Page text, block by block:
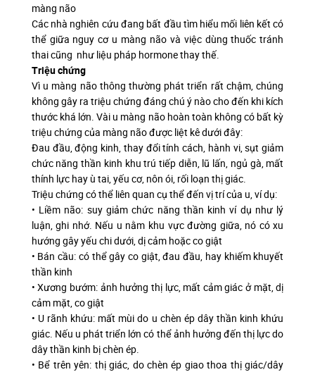
màng não
Các nhà nghiên cứu đang bất đầu tìm hiểu mối liên kết có
thể giữa nguy cơ u màng não và việc dùng thuốc tránh
thai cũng như liệu pháp hormone thay thế.
Triệu chứng
Vì u màng não thông thường phát triển rất chậm, chúng
không gây ra triệu chứng đáng chú ý nào cho đến khi kích
thước khá lớn. Vài u màng não hoàn toàn không có bất kỳ
triệu chứng của màng não được liệt kê dưới đây:
Đau đầu, động kinh, thay đổi tính cách, hành vi, sụt giảm
chức năng thần kinh khu trú tiếp diễn, lũ lấn, ngủ gà, mất
thính lực hay ù tai, yếu cơ, nôn ói, rối loạn thị giác.
Triệu chứng có thể liên quan cụ thể đến vị trí của u, ví dụ:
• Liềm não: suy giảm chức năng thần kinh ví dụ như lý
luận, ghi nhớ. Nếu u nằm khu vực đường giữa, nó có xu
hướng gây yếu chi dưới, dị cảm hoặc co giật
• Bán cầu: có thể gây co giật, đau đầu, hay khiếm khuyết
thần kinh
• Xương bướm: ảnh hưởng thị lực, mất cảm giác ở mặt, dị
cảm mặt, co giật
• U rãnh khứu: mất mùi do u chèn ép dây thần kinh khứu
giác. Nếu u phát triển lớn có thể ảnh hưởng đến thị lực do
dây thần kinh bị chèn ép.
• Bể trên yên: thị giác, do chèn ép giao thoa thị giác/dây